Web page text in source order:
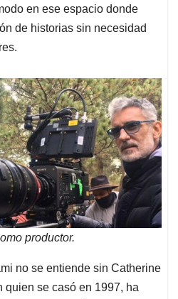
en ese espacio donde
de historias sin necesidad
productor.
no se entiende sin Catherine
quien se casó en 1997, ha